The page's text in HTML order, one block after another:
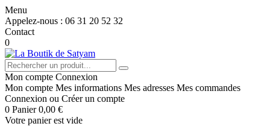
Menu
Appelez-nous : 06 31 20 52 32
Contact
0
Mon compte Connexion
Mon compte Mes informations Mes adresses Mes commandes
Connexion ou Créer un compte
0 Panier 0,00 €
Votre panier est vide